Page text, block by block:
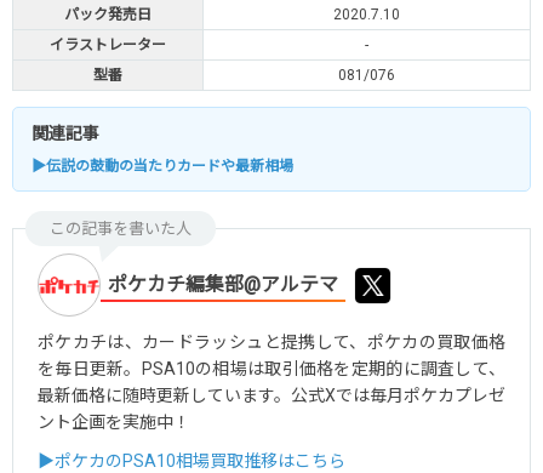
パック発売日
2020.7.10
イラストレーター
-
型番
081/076
関連記事
▶伝説の鼓動の当たりカードや最新相場
この記事を書いた人
ポケカチ編集部@アルテマ
ポケカチは、カードラッシュと提携して、ポケカの買取価格
を毎日更新。PSA10の相場は取引価格を定期的に調査して、
最新価格に随時更新しています。公式Xでは毎月ポケカプレゼ
ント企画を実施中！
▶ポケカのPSA10相場買取推移はこちら